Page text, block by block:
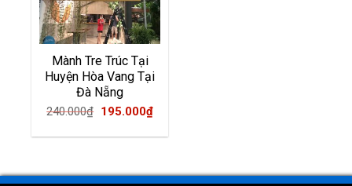
Mành Tre Trúc Tại
Huyện Hòa Vang Tại
Đà Nẵng
240.000₫ Original
195.000₫Current